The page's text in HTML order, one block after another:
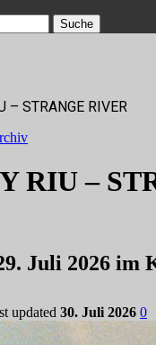
– STRANGE RIVER
RIU –
Juli 2026 im
updated 30. Juli 2026 0